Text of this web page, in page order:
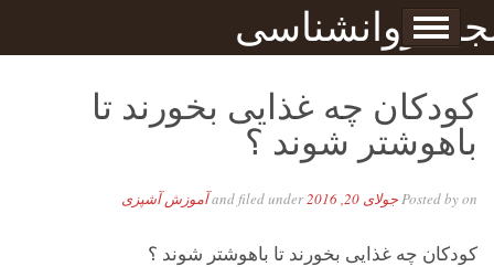
روانشناسی
Skip to content
برگه نمونه
کودکان چه غذایی بخورند تا
باهوشتر شوند ؟
Posted byon جولای 20, 2016 and filed underآموزش آشپزی
کودکان چه غذایی بخورند تا باهوشتر شوند ؟